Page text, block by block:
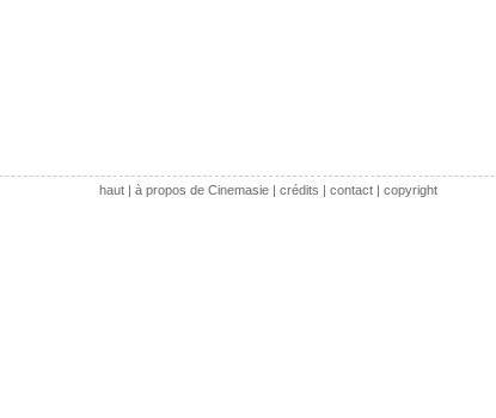
haut| à propos de Cinemasie| crédits | contact| copyright